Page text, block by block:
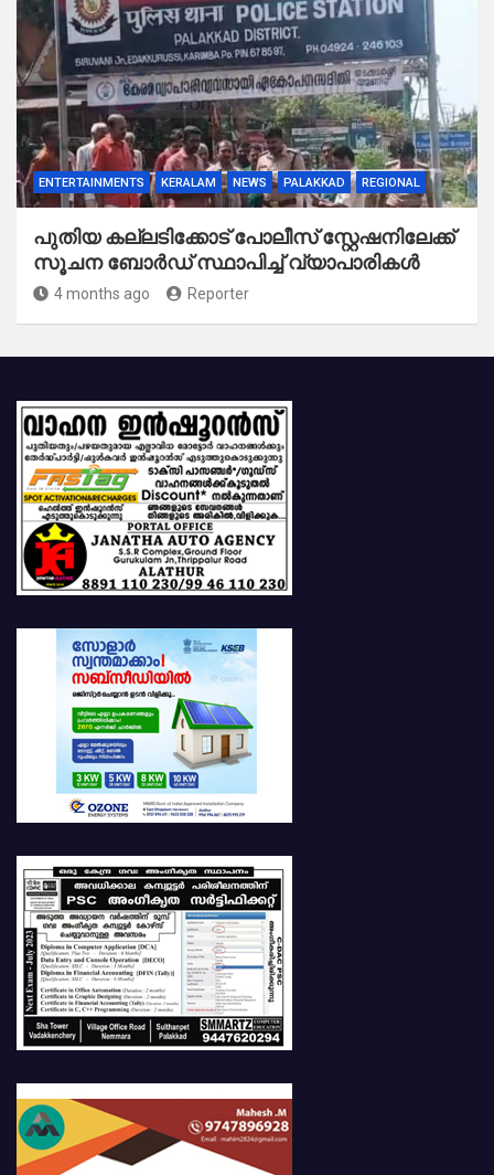
ENTERTAINMENTS KERALAM NEWS PALAKKAD REGIONAL
പുതിയ കല്ലടിക്കോട് പോലീസ് സ്റ്റേഷനിലേക്ക്
സൂചന ബോർഡ് സ്ഥാപിച്ച് വ്യാപാരികൾ
4 months ago Reporter